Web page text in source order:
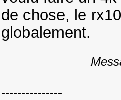
de chose, le
globalement.
---------------